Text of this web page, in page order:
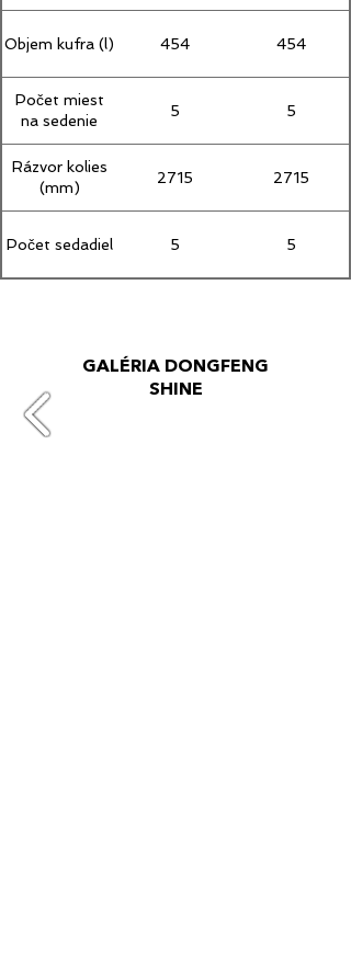
Objem kufra (l) 454 454
Počet miest
na sedenie
5 5
Rázvor kolies
(mm)
2715 2715
Počet sedadiel 5 5
GALÉRIA DONGFENG
SHINE